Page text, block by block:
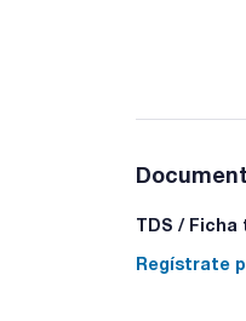
TDS / Ficha
Regístrate